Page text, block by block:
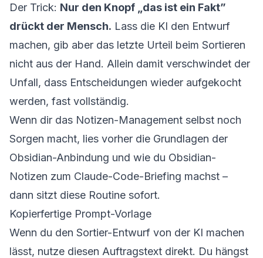
Der Trick: Nur den Knopf „das ist ein Fakt”
drückt der Mensch. Lass die KI den Entwurf
machen, gib aber das letzte Urteil beim Sortieren
nicht aus der Hand. Allein damit verschwindet der
Unfall, dass Entscheidungen wieder aufgekocht
werden, fast vollständig.
Wenn dir das Notizen-Management selbst noch
Sorgen macht, lies vorher die Grundlagen der
Obsidian-Anbindung und wie du Obsidian-
Notizen zum Claude-Code-Briefing machst –
dann sitzt diese Routine sofort.
Kopierfertige Prompt-Vorlage
Wenn du den Sortier-Entwurf von der KI machen
lässt, nutze diesen Auftragstext direkt. Du hängst